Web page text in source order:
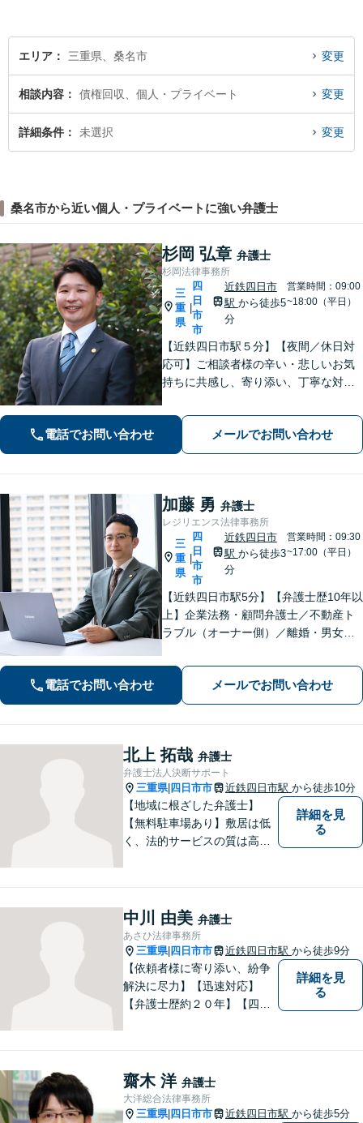
エリア 三重県、桑名市 変更
相談内容 債権回収、個人・プライベート 変更
詳細条件 未選択 変更
桑名市から近い個人・プライベートに強い弁護士
杉岡 弘章 弁護士
杉岡法律事務所
三
重
県
四
日
市
市
近鉄四日市
駅 から徒歩5
分
営業時間：09:00
~18:00（平日）
【近鉄四日市駅５分】【夜間／休日対
応可】ご相談者様の辛い・悲しいお気
持ちに共感し、寄り添い、丁寧な対応
相続／刑事事件など、幅広く対応【地
域に根ざした弁護士】お気軽にお問い
合わせください。
電話でお問い合わせ メールでお問い合わせ
加藤 勇 弁護士
レジリエンス法律事務所
三
重
県
四
日
市
市
近鉄四日市
駅 から徒歩3
分
営業時間：09:30
~17:00（平日）
【近鉄四日市駅5分】【弁護士歴10年以
上】企業法務・顧問弁護士／不動産ト
ラブル（オーナー側）／離婚・男女問
様に寄り添い、解決まで真摯に対応し
てまいります【多才な他士業との連携
が強み】【完全個室でご相談】
電話でお問い合わせ メールでお問い合わせ
北上 拓哉 弁護士
弁護士法人決断サポート
三重県| 四日市市 近鉄四日市駅 から徒歩10分
【地域に根ざした弁護士】
【無料駐車場あり】敷居は低
く、法的サービスの質は高く
題／離婚問題／相続問題／企
業法務など、幅広く対応可
能。【明確な料金体系】どう
ぞご連絡ください。
詳細を見
る
中川 由美 弁護士
あさひ法律事務所
三重県| 四日市市 近鉄四日市駅 から徒歩9分
【依頼者様に寄り添い、紛争
解決に尽力】【迅速対応】
【弁護士歴約２０年】【四日
詳細を見
る
齋木 洋 弁護士
大洋総合法律事務所
三重県| 四日市市 近鉄四日市駅 から徒歩5分